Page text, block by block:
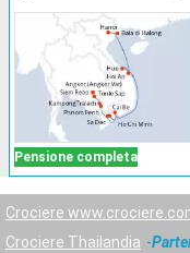
Pensione completa
Crociere
Crociere Thailandia